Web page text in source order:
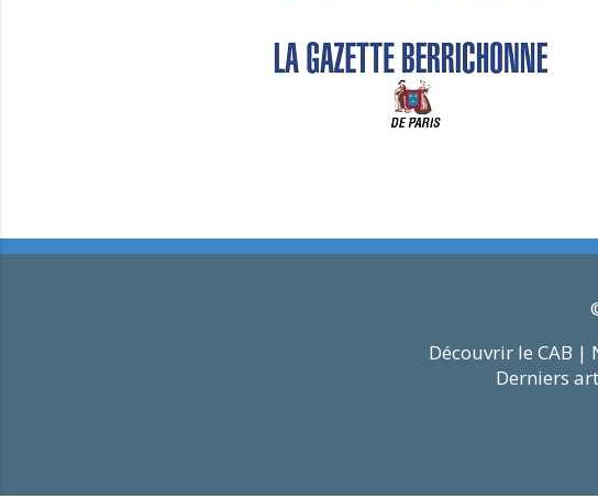
Découvrir le CAB |
Derniers